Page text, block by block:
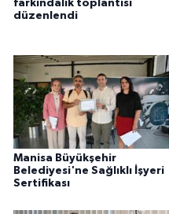
farkındalık toplantısı
düzenlendi
Manisa Büyükşehir
Belediyesi'ne Sağlıklı İşyeri
Sertifikası